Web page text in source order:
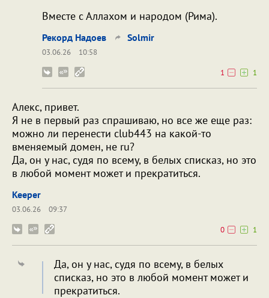
Вместе с Аллахом и народом (Рима).
Рекорд Надоев Solmir
03.06.26
10:58
1
1
Алекс, привет.
Я не в первый раз спрашиваю, но все же еще раз:
можно ли перенести club443 на какой-то
вменяемый домен, не ru?
Да, он у нас, судя по всему, в белых списказ, но это
в любой момент может и прекратиться.
Keeper
03.06.26
09:37
0
1
Да, он у нас, судя по всему, в белых
списказ, но это в любой момент может и
прекратиться.